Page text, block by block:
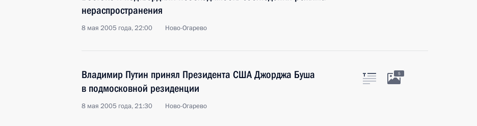
нераспространения
8 мая 2005 года, 22:00 Ново-Огарево
Владимир Путин принял Президента США Джорджа Буша
в подмосковной резиденции
8 мая 2005 года, 21:30 Ново-Огарево
5